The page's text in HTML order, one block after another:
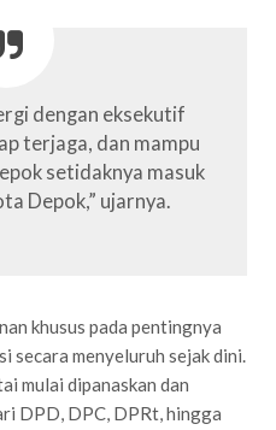
dengan eksekutif
terjaga, dan mampu
setidaknya masuk
Depok,” ujarnya.
khusus pada pentingnya
secara menyeluruh sejak dini.
mulai dipanaskan dan
DPD, DPC, DPRt, hingga